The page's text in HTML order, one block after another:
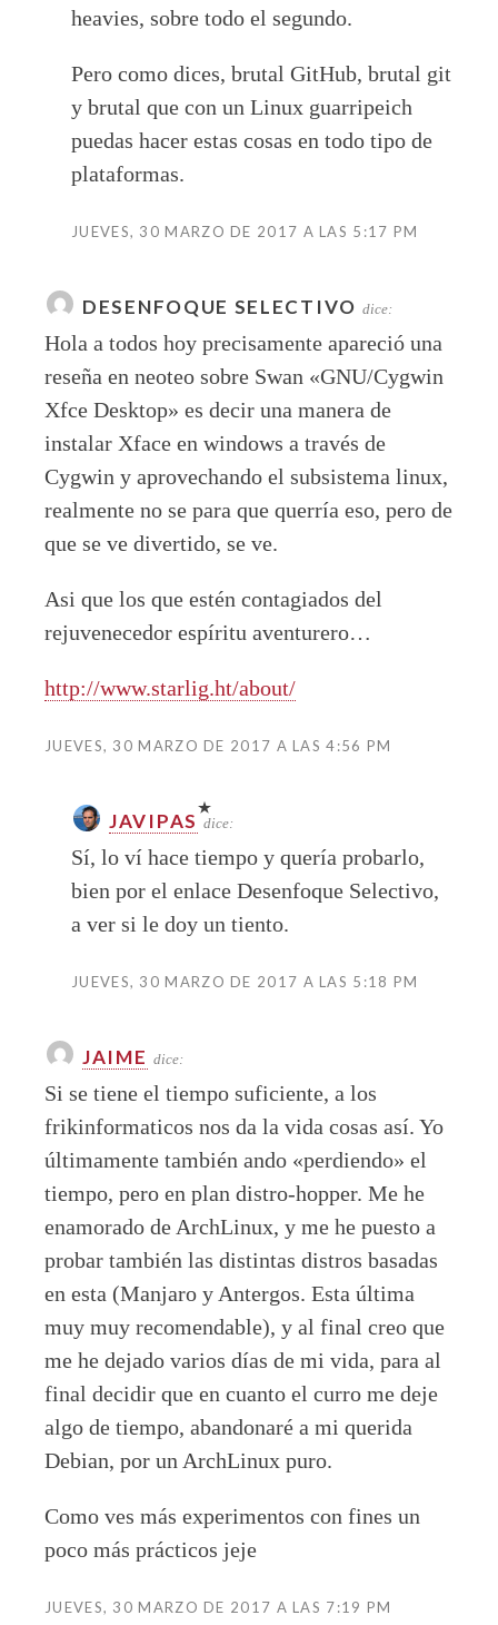
heavies, sobre todo el segundo.
Pero como dices, brutal GitHub, brutal git
y brutal que con un Linux guarripeich
puedas hacer estas cosas en todo tipo de
plataformas.
JUEVES, 30 MARZO DE 2017 A LAS 5:17 PM
DESENFOQUE SELECTIVO dice:
Hola a todos hoy precisamente apareció una
reseña en neoteo sobre Swan «GNU/Cygwin
Xfce Desktop» es decir una manera de
instalar Xface en windows a través de
Cygwin y aprovechando el subsistema linux,
realmente no se para que querría eso, pero de
que se ve divertido, se ve.
Asi que los que estén contagiados del
rejuvenecedor espíritu aventurero…
http://www.starlig.ht/about/
JUEVES, 30 MARZO DE 2017 A LAS 4:56 PM
JAVIPAS dice:
Sí, lo ví hace tiempo y quería probarlo,
bien por el enlace Desenfoque Selectivo,
a ver si le doy un tiento.
JUEVES, 30 MARZO DE 2017 A LAS 5:18 PM
JAIME dice:
Si se tiene el tiempo suficiente, a los
frikinformaticos nos da la vida cosas así. Yo
últimamente también ando «perdiendo» el
tiempo, pero en plan distro-hopper. Me he
enamorado de ArchLinux, y me he puesto a
probar también las distintas distros basadas
en esta (Manjaro y Antergos. Esta última
muy muy recomendable), y al final creo que
me he dejado varios días de mi vida, para al
final decidir que en cuanto el curro me deje
algo de tiempo, abandonaré a mi querida
Debian, por un ArchLinux puro.
Como ves más experimentos con fines un
poco más prácticos jeje
JUEVES, 30 MARZO DE 2017 A LAS 7:19 PM